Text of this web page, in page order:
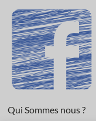
Qui Sommes nous ?